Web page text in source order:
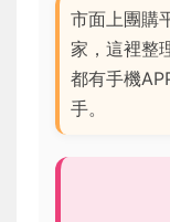
市面上團購
家，這裡整
都有手機
手。